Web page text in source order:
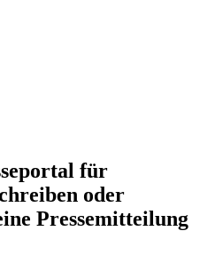
für
oder
Pressemitteilung